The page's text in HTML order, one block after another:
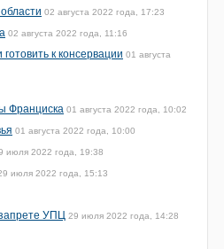
02 августа 2022 года, 17:23
02 августа 2022 года, 11:16
к консервации 01 августа
Франциска 01 августа 2022 года, 10:02
01 августа 2022 года, 10:00
июля 2022 года, 19:38
июля 2022 года, 15:13
УПЦ 29 июля 2022 года, 14:28